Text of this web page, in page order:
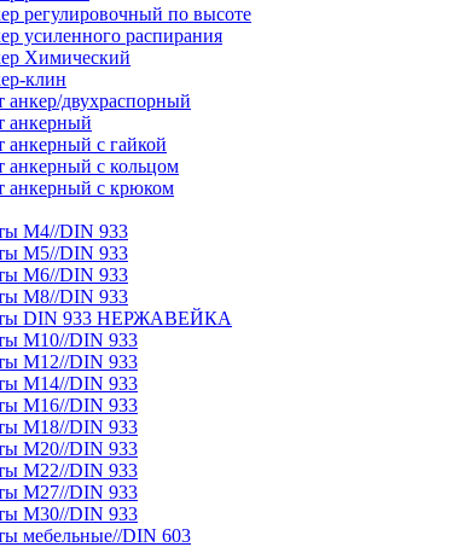
регулировочный по высоте
усиленного распирания
Химический
клин
анкер/двухраспорный
анкерный
анкерный с гайкой
анкерный с кольцом
анкерный с крюком
М4//DIN 933
М5//DIN 933
М6//DIN 933
М8//DIN 933
DIN 933 НЕРЖАВЕЙКА
М10//DIN 933
М12//DIN 933
М14//DIN 933
М16//DIN 933
М18//DIN 933
М20//DIN 933
М22//DIN 933
М27//DIN 933
М30//DIN 933
мебельные//DIN 603